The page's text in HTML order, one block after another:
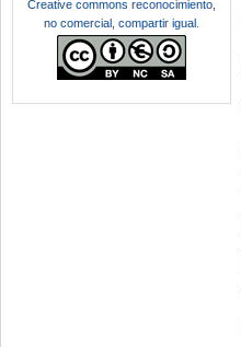
Creative commons reconocimiento,
no comercial, compartir igual